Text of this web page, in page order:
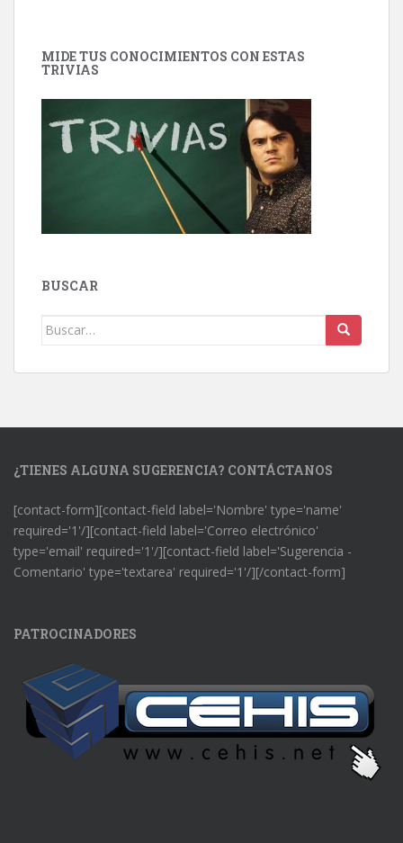
MIDE TUS CONOCIMIENTOS CON ESTAS
TRIVIAS
BUSCAR
Buscar:
¿TIENES ALGUNA SUGERENCIA? CONTÁCTANOS
[contact-form][contact-field label='Nombre' type='name'
required='1'/][contact-field label='Correo electrónico'
type='email' required='1'/][contact-field label='Sugerencia -
Comentario' type='textarea' required='1'/][/contact-form]
PATROCINADORES